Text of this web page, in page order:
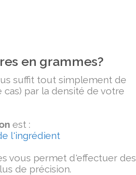
en grammes?
suffit tout simplement de
par la densité de votre
est :
l'ingrédient
vous permet d'effectuer des
de précision.